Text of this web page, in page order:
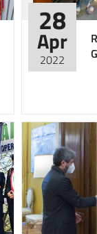
28
Apr
2022